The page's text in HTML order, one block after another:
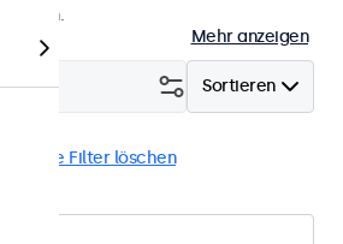
Mehr anzeigen
Sortieren
Alle Filter löschen